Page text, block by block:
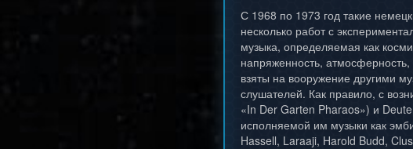
С 1968 по 1973 год такие
несколько работ с
музыка, определяемая как
напряженность,
взяты на вооружение другими
слушателей. Как правило, с
«In Der Garten Pharaos») и
исполняемой им музыки как
Hassell, Laraaji, Harold Budd,